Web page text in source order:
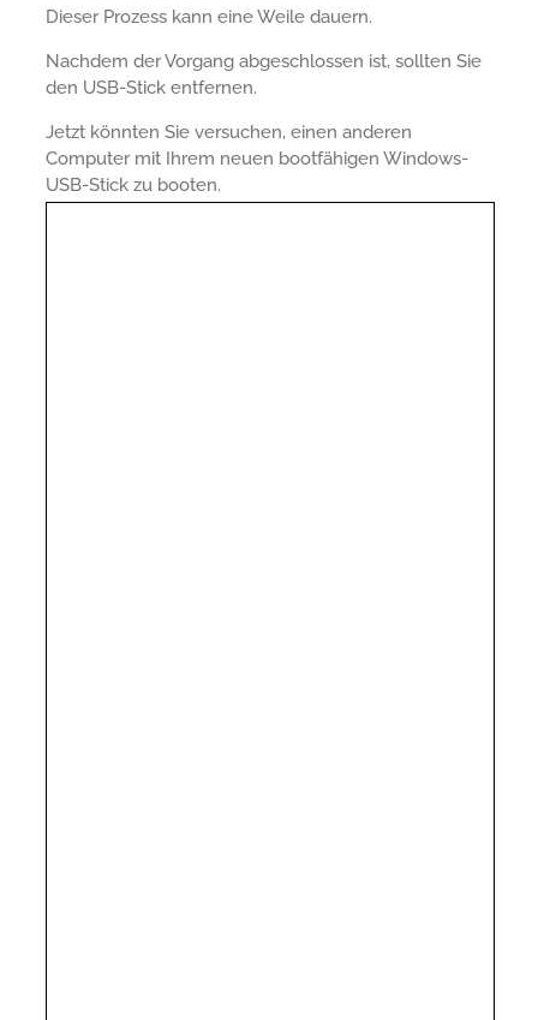
Dieser Prozess kann eine Weile dauern.
Nachdem der Vorgang abgeschlossen ist, sollten Sie
den USB-Stick entfernen.
Jetzt könnten Sie versuchen, einen anderen
Computer mit Ihrem neuen bootfähigen Windows-
USB-Stick zu booten.